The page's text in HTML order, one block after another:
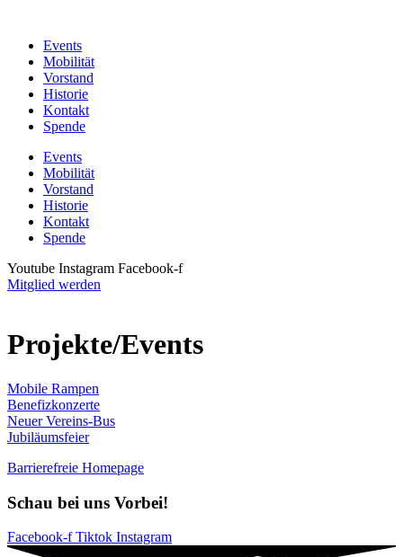
wechselnEvents
Mobilität
Vorstand
Historie
Kontakt
Spende
Events
Mobilität
Vorstand
Historie
Kontakt
Spende
Youtube Instagram Facebook-f
Mitglied werden
Projekte/Events
Mobile Rampen
Benefizkonzerte
Neuer Vereins-Bus
Jubiläumsfeier
Barrierefreie Homepage
Schau bei uns Vorbei!
Facebook-f Tiktok Instagram